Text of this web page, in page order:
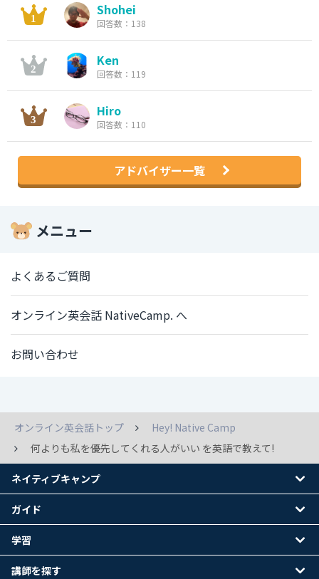
Shohei
回答数：138
Ken
回答数：119
Hiro
回答数：110
アドバイザー一覧
メニュー
よくあるご質問
オンライン英会話 NativeCamp. へ
お問い合わせ
オンライン英会話トップ
Hey! Native Camp
何よりも私を優先してくれる人がいい を英語で教えて!
ネイティブキャンプ
ガイド
学習
講師を探す